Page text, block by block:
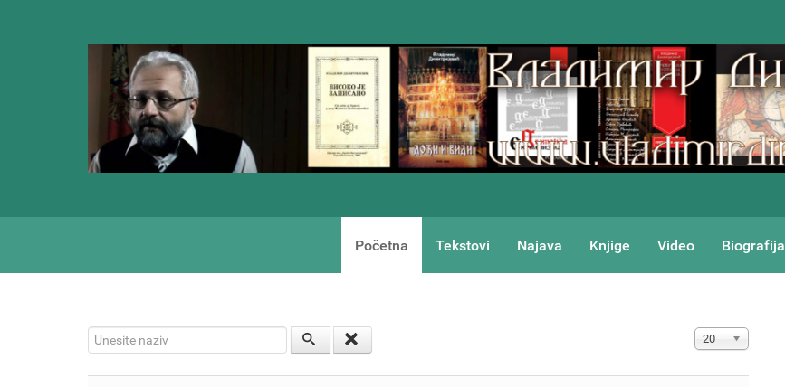
Početna Tekstovi Najava Knjige Video Biografija
Unesite naziv Prikaz #
20